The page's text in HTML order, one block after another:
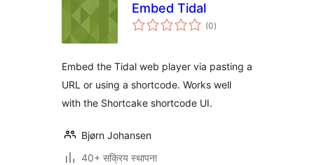
Embed Tidal
(0एकूण
मूल्यांकन
)
Embed the Tidal web player via pasting a
URL or using a shortcode. Works well
with the Shortcake shortcode UI.
Bjørn Johansen
40+ सक्रिय स्थापना